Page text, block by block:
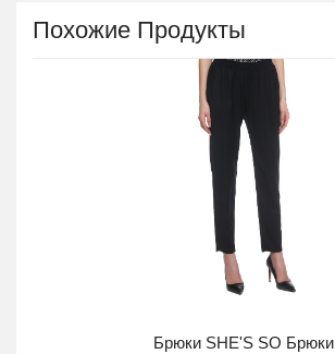
Похожие Продукты
Брюки SHE'S SO Брюки